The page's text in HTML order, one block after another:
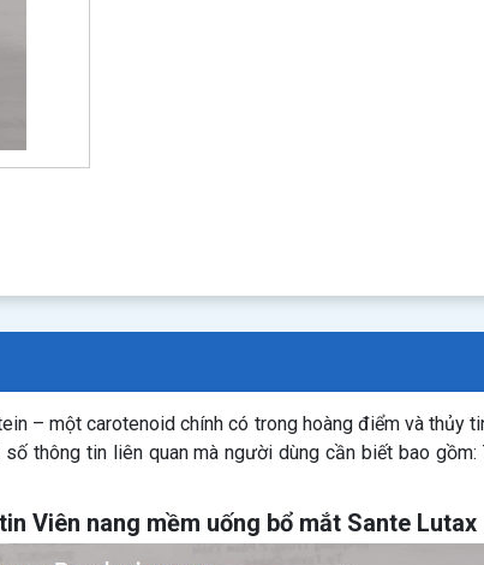
– một carotenoid chính có trong hoàng điểm và thủy
thông tin liên quan mà người dùng cần biết bao
Viên nang mềm uống bổ mắt Sante Lutax